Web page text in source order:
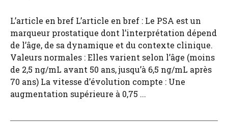
L’article en bref L’article en bref : Le PSA est un
marqueur prostatique dont l’interprétation dépend
de l’âge, de sa dynamique et du contexte clinique.
Valeurs normales : Elles varient selon l’âge (moins
de 2,5 ng/mL avant 50 ans, jusqu’à 6,5 ng/mL après
70 ans) La vitesse d’évolution compte : Une
augmentation supérieure à 0,75 ...